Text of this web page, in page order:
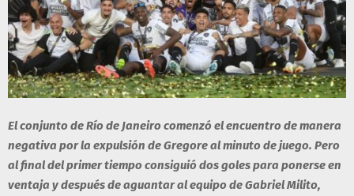
El conjunto de Río de Janeiro comenzó el encuentro de manera
negativa por la expulsión de Gregore al minuto de juego. Pero
al final del primer tiempo consiguió dos goles para ponerse en
ventaja y después de aguantar al equipo de Gabriel Milito,